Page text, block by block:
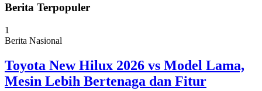
Berita Terpopuler
1
Berita Nasional
Toyota New Hilux 2026 vs Model Lama,
Mesin Lebih Bertenaga dan Fitur